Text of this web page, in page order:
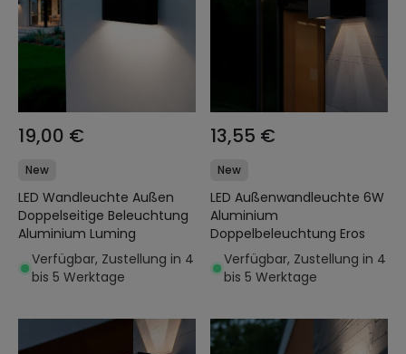
19,00 €
New
LED Wandleuchte Außen
Doppelseitige Beleuchtung
Aluminium Luming
Verfügbar, Zustellung in 4
bis 5 Werktage
13,55 €
New
LED Außenwandleuchte 6W
Aluminium
Doppelbeleuchtung Eros
Verfügbar, Zustellung in 4
bis 5 Werktage